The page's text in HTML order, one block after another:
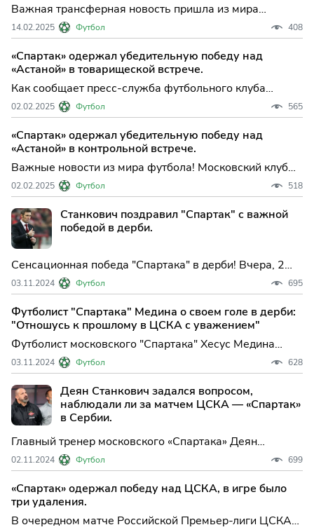
Важная трансферная новость пришла из мира
футбола! «Ботафого» практически завершил
переговоры о годовой аренде полузащитника
московского «Спартака» Хесуса Медины. Эту
информацию подтвердил известный журналист Canal
do TF Тиаго Франклин.
14.02.2025 Футбол 408
«Спартак» одержал убедительную победу над
«Астаной» в товарищеской встрече.
Как сообщает пресс-служба футбольного клуба
"Спартак", команда одержала победу над "Астаной" в
товарищеском матче со счетом 4:1. Отличились
игроки обеих команд. На 10-й минуте матча Алекс
Аманович забил гол, открыв счет в пользу гостей.
02.02.2025 Футбол 565
«Спартак» одержал убедительную победу над
«Астаной» в контрольной встрече.
Важные новости из мира футбола! Московский клуб
«Спартак» одержал впечатляющую победу над
казахстанской командой «Астана» в товарищеском
матче, который прошел в Абу-Даби.
02.02.2025 Футбол 518
Станкович поздравил "Спартак" с важной
победой в дерби.
Сенсационная победа "Спартака" в дерби! Вчера, 2
ноября, красно-белые одержали важное выездное
преимущество над ЦСКА со счетом 2:0. Героями
матча стали Тео Бонгонда и Хесус Медина, забившие
голы в ворота соперника.
03.11.2024 Футбол 695
Футболист "Спартака" Медина о своем голе в дерби:
"Отношусь к прошлому в ЦСКА с уважением"
Футболист московского "Спартака" Хесус Медина
после гола в ворота ЦСКА заявил РИА Новости, что с
уважением относится к своему прошлому в составе
армейцев....
03.11.2024 Футбол 628
Деян Станкович задался вопросом,
наблюдали ли за матчем ЦСКА — «Спартак»
в Сербии.
Главный тренер московского «Спартака» Деян
Станкович уверен, что его команду внимательно
наблюдали из Сербии во время матча с ЦСКА.
Встреча, которая прошла сегодня, 2 ноября,
завершилась победой красно-белых со счётом 2:0.
02.11.2024 Футбол 699
«Спартак» одержал победу над ЦСКА, в игре было
три удаления.
В очередном матче Российской Премьер-лиги ЦСКА